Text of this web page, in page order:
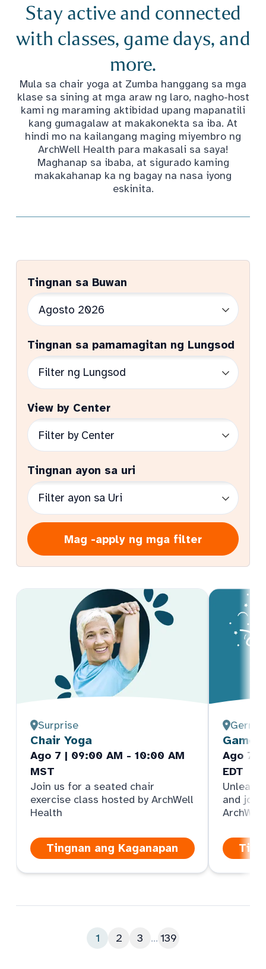
Stay active and connected
with classes, game days, and
more.
Mula sa chair yoga at Zumba hanggang sa mga
klase sa sining at mga araw ng laro, nagho-host
kami ng maraming aktibidad upang mapanatili
kang gumagalaw at makakonekta sa iba. At
hindi mo na kailangang maging miyembro ng
ArchWell Health para makasali sa saya!
Maghanap sa ibaba, at sigurado kaming
makakahanap ka ng bagay na nasa iyong
eskinita.
Tingnan sa Buwan
Tingnan sa pamamagitan ng Lungsod
View by Center
Tingnan ayon sa uri
Mag -apply ng mga filter
Surprise
Chair Yoga
Ago 7 | 09:00 AM - 10:00 AM
MST
Join us for a seated chair
exercise class hosted by ArchWell
Health
Tingnan ang Kaganapan
Game
Ago 7 |
EDT
and join
1 2 3 ... 139